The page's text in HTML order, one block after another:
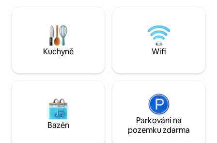
vychutnat úžasný výhled! 4 ložnice –
1 velká manželská postel, 1 menší
manželská postel a 2 dvoulůžka. 8 hostů
grilem a
ideální pro
Kuchyně Wifi
Bazén
Parkování na
pozemku zdarma